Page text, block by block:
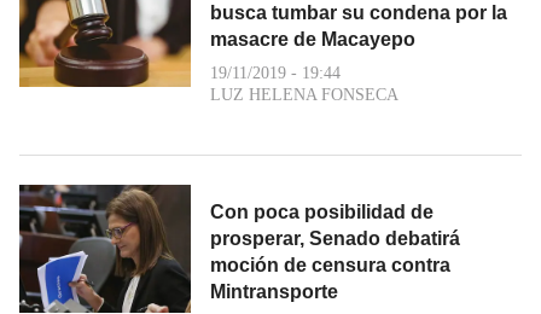
busca tumbar su condena por la
masacre de Macayepo
19/11/2019 - 19:44
LUZ HELENA FONSECA
Con poca posibilidad de
prosperar, Senado debatirá
moción de censura contra
Mintransporte